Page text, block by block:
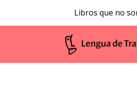
Libros que no